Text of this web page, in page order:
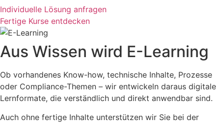
Individuelle Lösung anfragen
Fertige Kurse entdecken
Aus Wissen wird E-Learning
Ob vorhandenes Know-how, technische Inhalte, Prozesse
oder Compliance-Themen – wir entwickeln daraus digitale
Lernformate, die verständlich und direkt anwendbar sind.
Auch ohne fertige Inhalte unterstützen wir Sie bei der